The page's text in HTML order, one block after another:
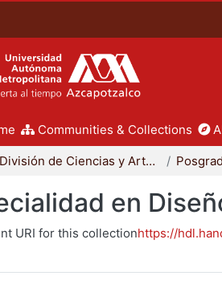
Communities & Collections
División de Ciencias y Artes para el Diseño
en
URI for this collectionhttps://